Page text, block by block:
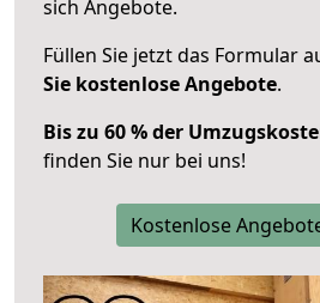
sich Angebote.
Füllen Sie jetzt das Formular
Sie kostenlose Angebote.
Bis zu 60 % der
finden Sie nur bei uns!
Kostenlose